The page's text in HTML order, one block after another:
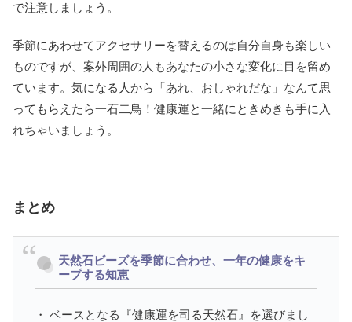
で注意しましょう。
季節にあわせてアクセサリーを替えるのは自分自身も楽しい
ものですが、案外周囲の人もあなたの小さな変化に目を留め
ています。気になる人から「あれ、おしゃれだな」なんて思
ってもらえたら一石二鳥！健康運と一緒にときめきも手に入
れちゃいましょう。
まとめ
天然石ビーズを季節に合わせ、一年の健康をキ
ープする知恵
・ ベースとなる『健康運を司る天然石』を選びまし